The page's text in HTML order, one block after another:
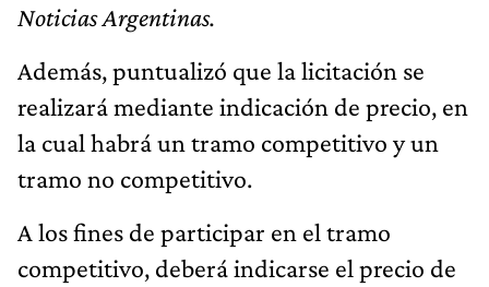
Noticias Argentinas.
Además, puntualizó que la licitación se
realizará mediante indicación de precio, en
la cual habrá un tramo competitivo y un
tramo no competitivo.
A los fines de participar en el tramo
competitivo, deberá indicarse el precio de